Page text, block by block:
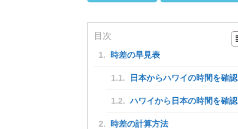
目次
時差の早見表
日本からハワイの時間を確認
ハワイから日本の時間を確認
時差の計算方法